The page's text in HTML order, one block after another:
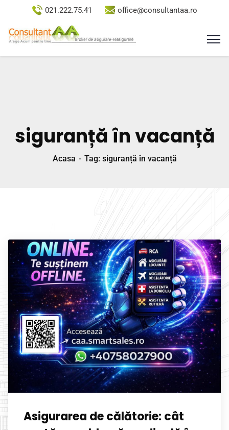
021.222.75.41 office@consultantaa.ro
siguranță în vacanță
Acasa Tag: siguranță în vacanță
Asigurarea de călătorie: cât